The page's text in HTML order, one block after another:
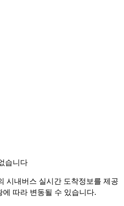
습니다
시내버스 실시간 도착정보를 제공
따라 변동될 수 있습니다.